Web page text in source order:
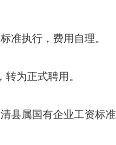
准执行，费用自理。
为正式聘用。
县属国有企业工资标准